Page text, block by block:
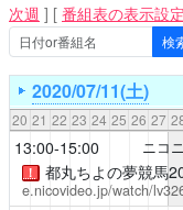
次週 ] [ 番組表の表示設定
2020/07/11(土)
20 21 22 23 24 25 26 27
13:00-15:00 ニコ
！ 都丸ちよの夢競馬
e.nicovideo.jp/watch/